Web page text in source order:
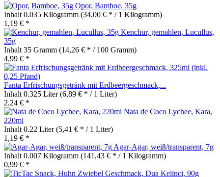
Opor, Bamboe, 35g
Inhalt 0.035 Kilogramm (34,00 € * / 1 Kilogramm)
1,19 € *
Kenchur, gemahlen, Lucullus,
35g
Inhalt 35 Gramm (14,26 € * / 100 Gramm)
4,99 € *
Fanta Erfrischungsgetränk mit Erdbeergeschmack,...
Inhalt 0.325 Liter(6,89 € * / 1 Liter)
2,24 € *
Nata de Coco Lychee, Kara,
220ml
Inhalt 0.22 Liter(5,41 € * / 1 Liter)
1,19 € *
Agar-Agar, weiß/transparent, 7g
Inhalt 0.007 Kilogramm (141,43 € * / 1 Kilogramm)
0,99 € *